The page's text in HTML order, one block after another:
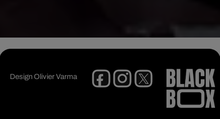
DesignOlivier Varma